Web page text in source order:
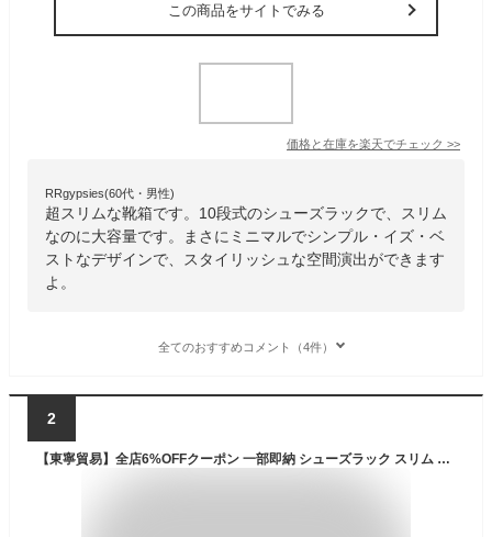
この商品をサイトでみる
価格と在庫を楽天でチェック >>
RRgypsies(60代・男性)
超スリムな靴箱です。10段式のシューズラックで、スリム
なのに大容量です。まさにミニマルでシンプル・イズ・ベ
ストなデザインで、スタイリッシュな空間演出ができます
よ。
全てのおすすめコメント（4件）
2
【東寧貿易】全店6%OFFクーポン 一部即納 シューズラック スリム 組立不要 靴箱 靴棚 下駄箱 靴 収納 シューズボックス 完成品 玄関収納 下足箱 折畳式 省 スペース 靴 ラック 竹製 コンパクト 8段 伸縮 シューズ収納 玄関家具 大容量 会社 ベランダ 伸縮 しっかり